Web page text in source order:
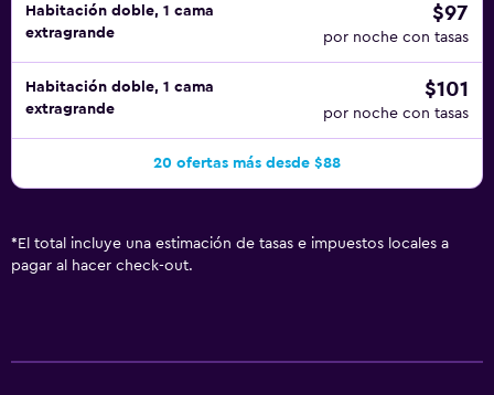
Habitación doble, 1 cama
extragrande
$97
por noche con tasas
Habitación doble, 1 cama
extragrande
$101
por noche con tasas
20 ofertas más desde $88
* El total incluye una estimación de tasas e impuestos locales a
pagar al hacer check-out.